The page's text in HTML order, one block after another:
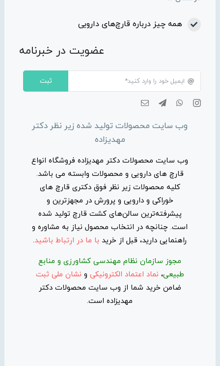
همه چیز درباره قارچ‌های دارویی
عضویت در خبرنامه
ثبت
وب سایت محصولات تولید شده زیر نظر دکتر
مهدیزاده
وب سایت محصولات دکتر مهدیزاده فروشگاه انواع
قارچ های دارویی و محصولات وابسته می باشد.
کلیه محصولات زیر نظر فوق دکتری قارچ های
خوراکی و دارویی و پرورش در مجهزترین و
پیشرفته‌ترین سالن‌های کشت قارچ تولید شده
است. چنانچه در انتخاب محصول نیاز به مشاوره و
راهنمایی دارید، قبل از خرید با ما در ارتباط باشید.
مجوز سازمان نظام مهندسی کشاورزی و منابع
طبیعی، نماد اعتماد الکترونیکی و نشان ملی ثبت
ضامن خرید شما از وب سایت محصولات دکتر
مهدیزاده است.